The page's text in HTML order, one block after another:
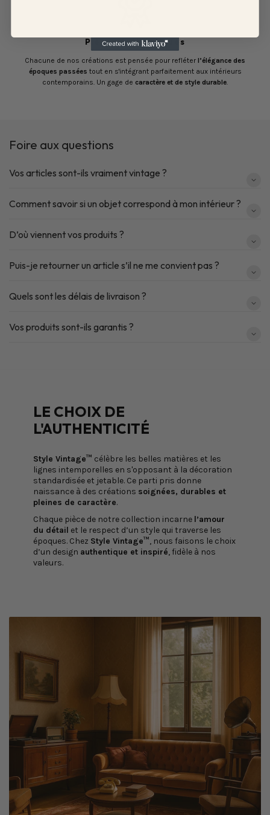
Pièces Authentiques
Chacune de nos créations est pensée pour refléter l’élégance des
époques passées tout en s'intégrant parfaitement aux intérieurs
contemporains. Un gage de caractère et de style durable
Foire aux questions
Vos articles sont-ils vraiment vintage ?
Comment savoir si un objet correspond à mon intérieur ?
D’où viennent vos produits ?
Puis-je retourner un article s’il ne me convient pas ?
Quels sont les délais de livraison ?
Vos produits sont-ils garantis ?
LE CHOIX DE
L'AUTHENTICITÉ
Style Vintage™ célèbre les belles matières et les
lignes intemporelles en s'opposant à la décoration
standardisée et jetable. Ce parti pris donne
naissance à des créations soignées, durables et
pleines de caractère.
Chaque pièce de notre collection incarne l’amour
du détail et le respect d’un style qui traverse les
époques. Chez Style Vintage™, nous faisons le choix
d’un design authentique et inspiré, fidèle à nos
valeurs.